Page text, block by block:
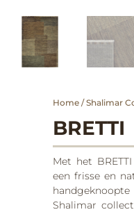
Home /Shalimar
BRETTI
Met het
een frisse en
Shalimar